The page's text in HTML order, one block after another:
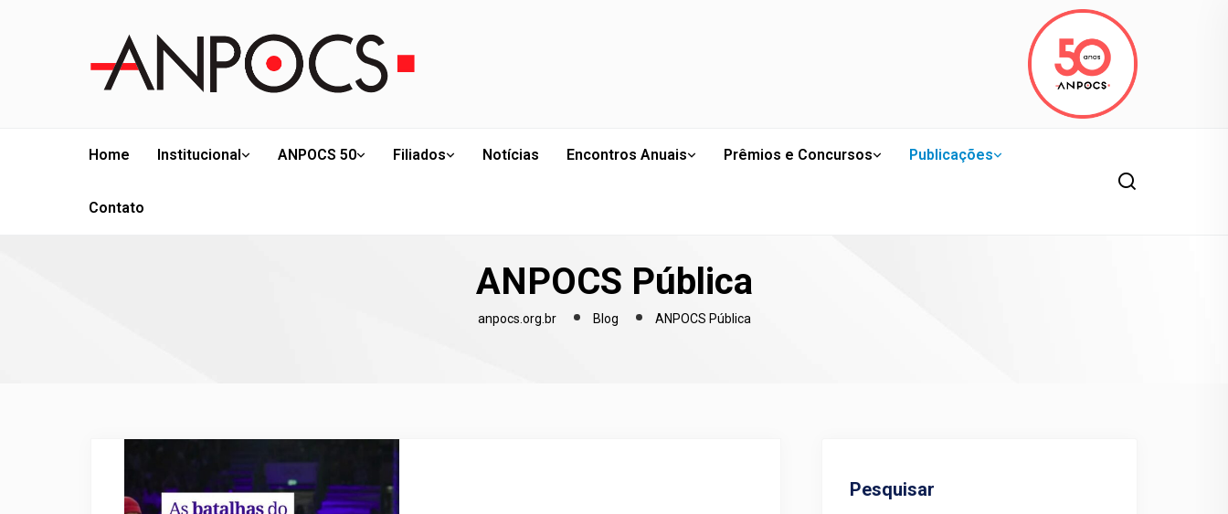
Home Institucional ANPOCS 50 Filiados Notícias Encontros Anuais Prêmios e Concursos Publicações
Contato
ANPOCS Pública
anpocs.org.br Blog ANPOCS Pública
Pesquisar